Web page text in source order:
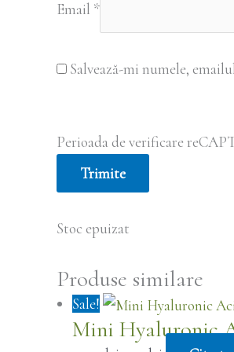
Email *
Salvează-mi numele,
Perioada de verificare
Stoc epuizat
Produse similare
Sale!
Mini Hyaluronic